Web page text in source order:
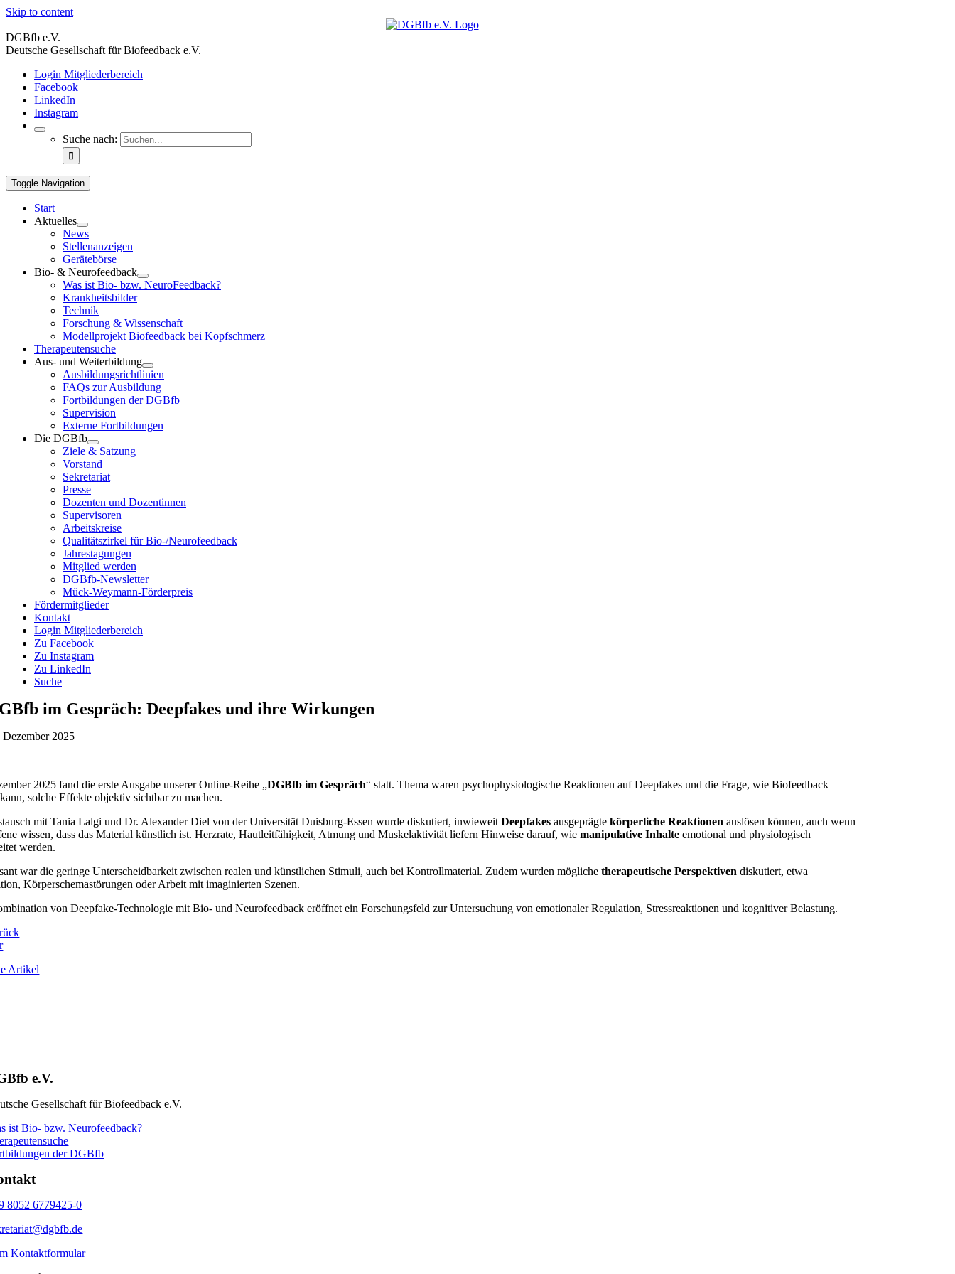
Skip to content
DGBfb e.V.
Deutsche Gesellschaft für Biofeedback e.V.
Login Mitgliederbereich
Facebook
LinkedIn
Instagram
Suche nach:
Toggle Navigation
Start
Aktuelles
News
Stellenanzeigen
Gerätebörse
Bio- & Neurofeedback
Was ist Bio- bzw. NeuroFeedback?
Krankheitsbilder
Technik
Forschung & Wissenschaft
Modellprojekt Biofeedback bei Kopfschmerz
Therapeutensuche
Aus- und Weiterbildung
Ausbildungsrichtlinien
FAQs zur Ausbildung
Fortbildungen der DGBfb
Supervision
Externe Fortbildungen
Die DGBfb
Ziele & Satzung
Vorstand
Sekretariat
Presse
Dozenten und Dozentinnen
Supervisoren
Arbeitskreise
Qualitätszirkel für Bio-/Neurofeedback
Jahrestagungen
Mitglied werden
DGBfb-Newsletter
Mück-Weymann-Förderpreis
Fördermitglieder
Kontakt
Login Mitgliederbereich
Zu Facebook
Zu Instagram
Zu LinkedIn
Suche
im Gespräch: Deepfakes und ihre Wirkungen
Dezember 2025
2025 fand die erste Ausgabe unserer Online-Reihe „DGBfb im Gespräch“ statt. Thema waren psychophysiologische Reaktionen auf Deepfakes und die Frage, wie Biofeedback
solche Effekte objektiv sichtbar zu machen.
mit Tania Lalgi und Dr. Alexander Diel von der Universität Duisburg-Essen wurde diskutiert, inwieweit Deepfakesausgeprägte körperliche Reaktionen auslösen können, auch wenn
wissen, dass das Material künstlich ist. Herzrate, Hautleitfähigkeit, Atmung und Muskelaktivität liefern Hinweise darauf, wie manipulative Inhalteemotional und physiologisch
werden.
war die geringe Unterscheidbarkeit zwischen realen und künstlichen Stimuli, auch bei Kontrollmaterial. Zudem wurden mögliche therapeutische Perspektiven diskutiert, etwa
Körperschemastörungen oder Arbeit mit imaginierten Szenen.
von Deepfake-Technologie mit Bio- und Neurofeedback eröffnet ein Forschungsfeld zur Untersuchung von emotionaler Regulation, Stressreaktionen und kognitiver Belastung.
Artikel
e.V.
Gesellschaft für Biofeedback e.V.
ist Bio- bzw. Neurofeedback?
der DGBfb
8052 6779425-0
Kontaktformular